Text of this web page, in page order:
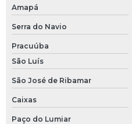
Amapá
Serra do Navio
Pracuúba
São Luís
São José de Ribamar
Caixas
Paço do Lumiar